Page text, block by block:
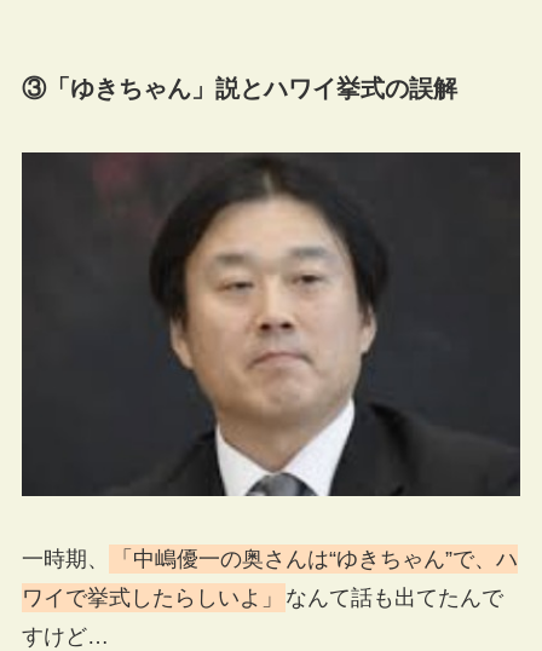
③「ゆきちゃん」説とハワイ挙式の誤解
一時期、
「中嶋優一の奥さんは“ゆきちゃん”で、ハ
ワイで挙式したらしいよ」
なんて話も出てたんで
すけど…